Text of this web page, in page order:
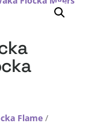
Flame/